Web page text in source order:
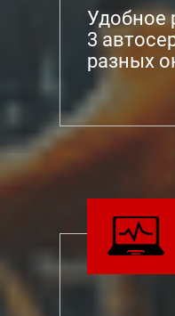
Удобное
3
разных